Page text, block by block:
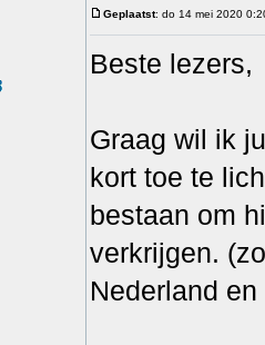
Geplaatst: do 14 mei 2020
Beste lezers,
Graag wil ik
kort toe te
bestaan om
verkrijgen.
Nederland